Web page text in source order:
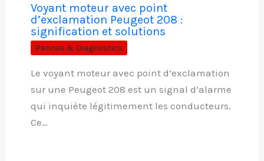
Voyant moteur avec point
d’exclamation Peugeot 208 :
signification et solutions
Pannes & Diagnostics
Le voyant moteur avec point d’exclamation
sur une Peugeot 208 est un signal d’alarme
qui inquiète légitimement les conducteurs.
Ce…